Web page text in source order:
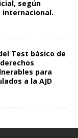
según
internacional.
Test básico de
para
a la AJD